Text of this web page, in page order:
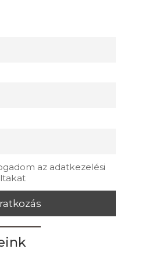
az adatkezelési